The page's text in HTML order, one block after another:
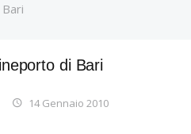
di Bari
14 Gennaio 2010